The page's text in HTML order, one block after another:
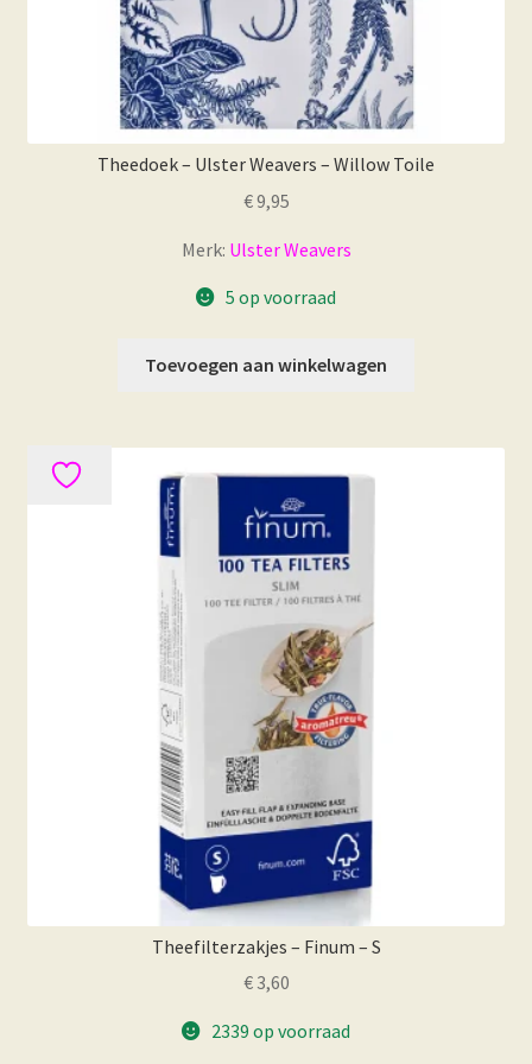
Theedoek – Ulster Weavers – Willow Toile
€9,95
Merk: Ulster Weavers
5 op voorraad
Toevoegen aan winkelwagen
Theefilterzakjes – Finum – S
€3,60
2339 op voorraad